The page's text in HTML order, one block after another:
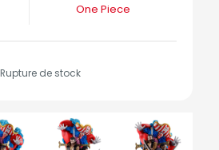
One Piece
Rupture de stock